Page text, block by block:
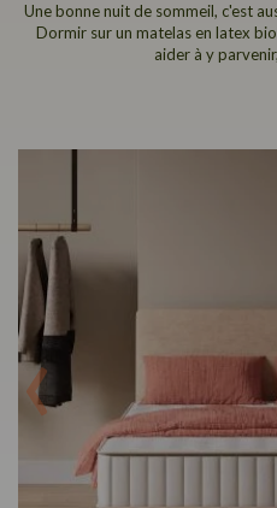
Une bonne nuit de sommeil, c'est
Dormir sur un matelas en latex
aider à y
‹